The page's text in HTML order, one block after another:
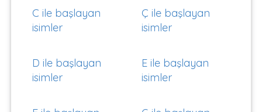
C ile başlayan
isimler
Ç ile başlayan
isimler
D ile başlayan
isimler
E ile başlayan
isimler